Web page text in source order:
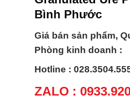
Bình Phước
Giá bán sản phẩm,
Phòng kinh doanh :
Hotline :
ZALO :